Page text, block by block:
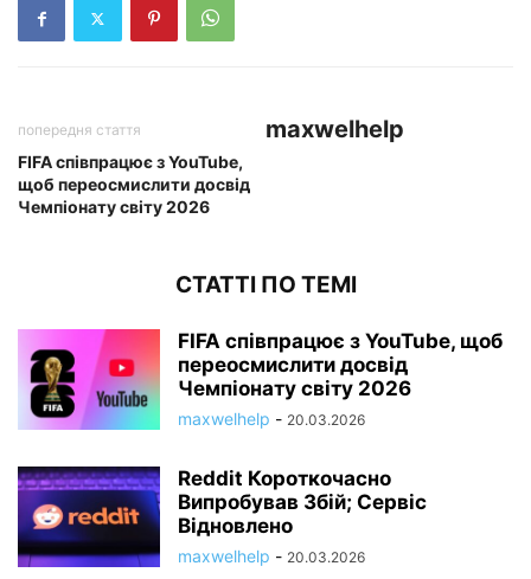
попередня стаття
FIFA співпрацює з YouTube,
щоб переосмислити досвід
Чемпіонату світу 2026
maxwelhelp
СТАТТІ ПО ТЕМІ
FIFA співпрацює з YouTube, щоб
переосмислити досвід
Чемпіонату світу 2026
maxwelhelp - 20.03.2026
Reddit Короткочасно
Випробував Збій; Сервіс
Відновлено
maxwelhelp - 20.03.2026